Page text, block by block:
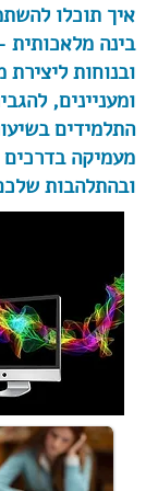
איך תוכלו
ובנוחות ליצירת
ומעניינים,
התלמידים
מעמיקה בדרכים
ובהתלהבות